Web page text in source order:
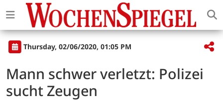
Thursday, 02/06/2020, 01:05 PM
Mann schwer verletzt: Polizei
sucht Zeugen